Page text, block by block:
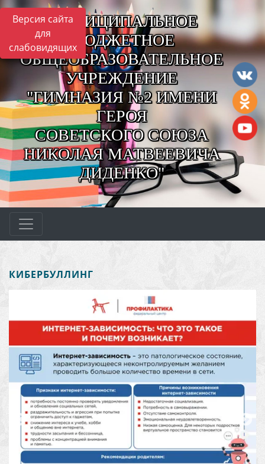
Версия сайта
для
слабовидящих
МУНИЦИПАЛЬНОЕ
БЮДЖЕТНОЕ
ОБЩЕОБРАЗОВАТЕЛЬНОЕ
УЧРЕЖДЕНИЕ
"ГИМНАЗИЯ №2 ИМЕНИ
ГЕРОЯ
СОВЕТСКОГО СОЮЗА
НИКОЛАЯ МАТВЕЕВИЧА
ДИДЕНКО"
КИБЕРБУЛЛИНГ